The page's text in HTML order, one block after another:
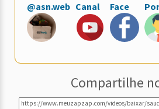
@asn.web Canal Face
Compartilhe